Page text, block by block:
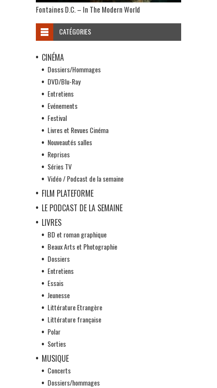
Fontaines D.C. – In The Modern World
CATÉGORIES
CINÉMA
Dossiers/Hommages
DVD/Blu-Ray
Entretiens
Evénements
Festival
Livres et Revues Cinéma
Nouveautés salles
Reprises
Séries TV
Vidéo / Podcast de la semaine
FILM PLATEFORME
LE PODCAST DE LA SEMAINE
LIVRES
BD et roman graphique
Beaux Arts et Photographie
Dossiers
Entretiens
Essais
Jeunesse
Littérature Etrangère
Littérature française
Polar
Sorties
MUSIQUE
Concerts
Dossiers/hommages